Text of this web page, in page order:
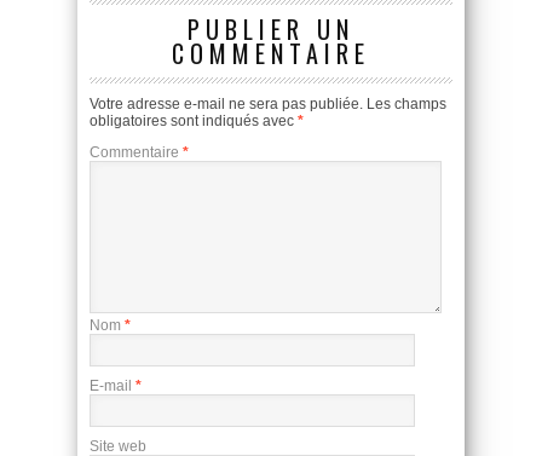
PUBLIER UN
COMMENTAIRE
Votre adresse e-mail ne sera pas publiée. Les champs
obligatoires sont indiqués avec *
Commentaire *
Nom *
E-mail *
Site web